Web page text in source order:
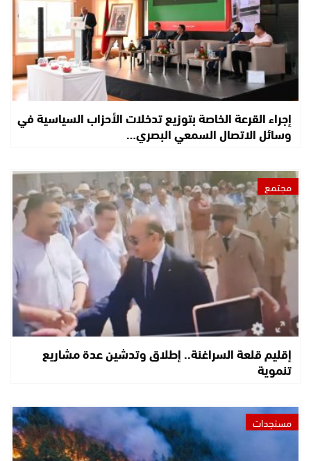
إجراء القرعة الخاصة بتوزيع تدخلات الأحزاب السياسية في
وسائل الاتصال السمعي البصري…
مجتمع
إقليم قلعة السراغنة.. إطلاق وتدشين عدة مشاريع
تنموية
مستجدات